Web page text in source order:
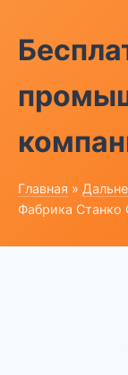
Главная »
Фабрика Станко